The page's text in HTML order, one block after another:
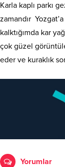
Karla kaplı parkı
zamandır
kalktığımda kar
çok güzel
eder ve kuraklık
Yorumlar